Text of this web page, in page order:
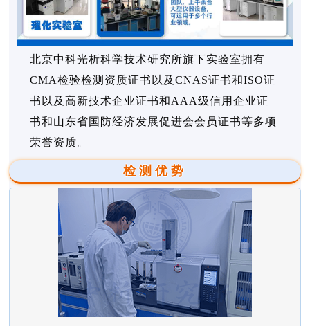
北京中科光析科学技术研究所旗下实验室拥有
CMA检验检测资质证书以及CNAS证书和ISO证
书以及高新技术企业证书和AAA级信用企业证
书和山东省国防经济发展促进会会员证书等多项
荣誉资质。
检测优势